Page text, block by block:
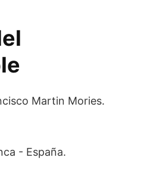
Martin Mories.
- España.